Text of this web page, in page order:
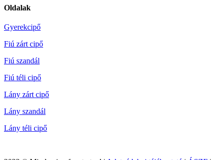
Oldalak
Gyerekcipő
Fiú zárt cipő
Fiú szandál
Fiú téli cipő
Lány zárt cipő
Lány szandál
Lány téli cipő